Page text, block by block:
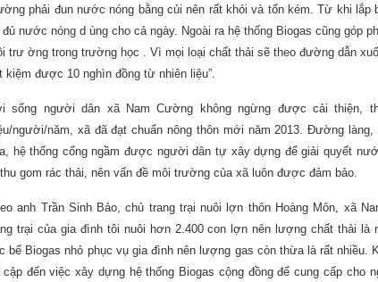
phải đun nước nóng bằng củi nên rất khói và tốn kém. Từ khi
đủ nước nóng d ùng cho cả ngày. Ngoài ra hệ thống Biogas cũng góp
trư ờng trong trường học . Vì mọi loại chất thải sẽ theo đường dẫn
kiệm được 10 nghìn đồng từ nhiên liệu”.
sống người dân xã Nam Cường không ngừng được cải thiện,
người/năm, xã đã đạt chuẩn nông thôn mới năm 2013. Đường
hệ thống cống ngầm được người dân tự xây dựng để giải quyết
gom rác thải, nên vấn đề môi trường của xã luôn được đảm bảo.
anh Trần Sinh Bảo, chủ trang trại nuôi lợn thôn Hoàng Môn, xã
trại của gia đình tôi nuôi hơn 2.400 con lợn nên lượng chất thải
bể Biogas nhỏ phục vụ gia đình nên lượng gas còn thừa là rất
cập đến việc xây dựng hệ thống Biogas cộng đồng để cung cấp cho